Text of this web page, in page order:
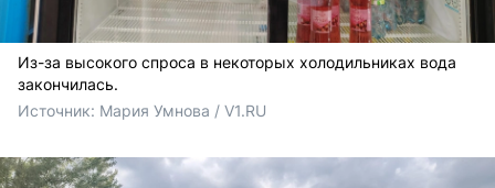
Из-за высокого спроса в некоторых холодильниках вода
закончилась.
Источник: Мария Умнова / V1.RU